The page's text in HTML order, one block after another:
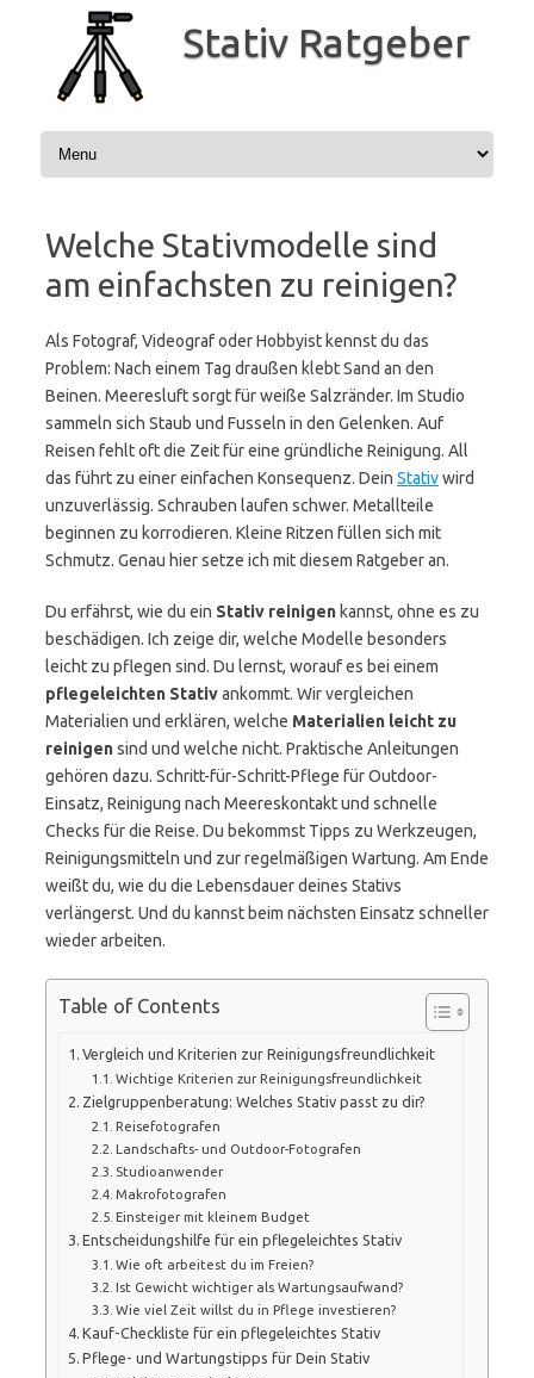
springen
Stativ Ratgeber
Welche Stativmodelle sind
am einfachsten zu reinigen?
Als Fotograf, Videograf oder Hobbyist kennst du das
Problem: Nach einem Tag draußen klebt Sand an den
Beinen. Meeresluft sorgt für weiße Salzränder. Im Studio
sammeln sich Staub und Fusseln in den Gelenken. Auf
Reisen fehlt oft die Zeit für eine gründliche Reinigung. All
das führt zu einer einfachen Konsequenz. Dein Stativwird
unzuverlässig. Schrauben laufen schwer. Metallteile
beginnen zu korrodieren. Kleine Ritzen füllen sich mit
Schmutz. Genau hier setze ich mit diesem Ratgeber an.
Du erfährst, wie du ein Stativ reinigen kannst, ohne es zu
beschädigen. Ich zeige dir, welche Modelle besonders
leicht zu pflegen sind. Du lernst, worauf es bei einem
pflegeleichten Stativankommt. Wir vergleichen
Materialien und erklären, welche Materialien leicht zu
reinigensind und welche nicht. Praktische Anleitungen
gehören dazu. Schritt-für-Schritt-Pflege für Outdoor-
Einsatz, Reinigung nach Meereskontakt und schnelle
Checks für die Reise. Du bekommst Tipps zu Werkzeugen,
Reinigungsmitteln und zur regelmäßigen Wartung. Am Ende
weißt du, wie du die Lebensdauer deines Stativs
verlängerst. Und du kannst beim nächsten Einsatz schneller
wieder arbeiten.
Table of Contents
Vergleich und Kriterien zur Reinigungsfreundlichkeit
Wichtige Kriterien zur Reinigungsfreundlichkeit
Zielgruppenberatung: Welches Stativ passt zu dir?
Reisefotografen
Landschafts- und Outdoor-Fotografen
Studioanwender
Makrofotografen
Einsteiger mit kleinem Budget
Entscheidungshilfe für ein pflegeleichtes Stativ
Wie oft arbeitest du im Freien?
Ist Gewicht wichtiger als Wartungsaufwand?
Wie viel Zeit willst du in Pflege investieren?
Kauf-Checkliste für ein pflegeleichtes Stativ
Pflege- und Wartungstipps für Dein Stativ